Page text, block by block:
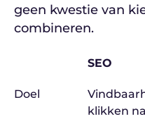
geen kwestie van
combineren.
SEO
Doel
klikken